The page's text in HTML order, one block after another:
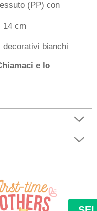
(PP) con
14 cm
decorativi bianchi
e lo